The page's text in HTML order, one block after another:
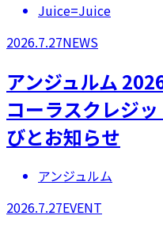
Juice=Juice
2026.7.27NEWS
アンジュルム
コーラスクレジ
びとお知らせ
アンジュルム
2026.7.27EVENT